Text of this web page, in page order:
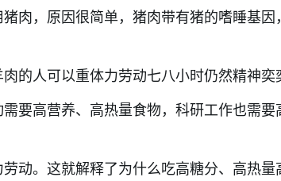
肉，原因很简单，猪肉带有猪的嗜睡基因
的人可以重体力劳动七八小时仍然精神奕
要高营养、高热量食物，科研工作也需要
动。这就解释了为什么吃高糖分、高热量